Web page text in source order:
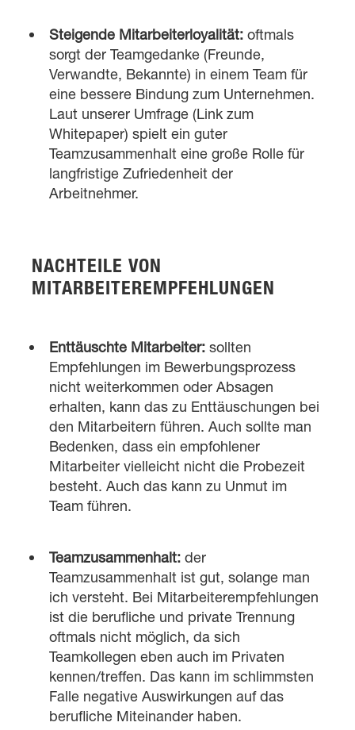
Steigende Mitarbeiterloyalität: oftmals
sorgt der Teamgedanke (Freunde,
Verwandte, Bekannte) in einem Team für
eine bessere Bindung zum Unternehmen.
Laut unserer Umfrage (Link zum
Whitepaper) spielt ein guter
Teamzusammenhalt eine große Rolle für
langfristige Zufriedenheit der
Arbeitnehmer.
NACHTEILE VON
MITARBEITEREMPFEHLUNGEN
Enttäuschte Mitarbeiter: sollten
Empfehlungen im Bewerbungsprozess
nicht weiterkommen oder Absagen
erhalten, kann das zu Enttäuschungen bei
den Mitarbeitern führen. Auch sollte man
Bedenken, dass ein empfohlener
Mitarbeiter vielleicht nicht die Probezeit
besteht. Auch das kann zu Unmut im
Team führen.
Teamzusammenhalt: der
Teamzusammenhalt ist gut, solange man
ich versteht. Bei Mitarbeiterempfehlungen
ist die berufliche und private Trennung
oftmals nicht möglich, da sich
Teamkollegen eben auch im Privaten
kennen/treffen. Das kann im schlimmsten
Falle negative Auswirkungen auf das
berufliche Miteinander haben.